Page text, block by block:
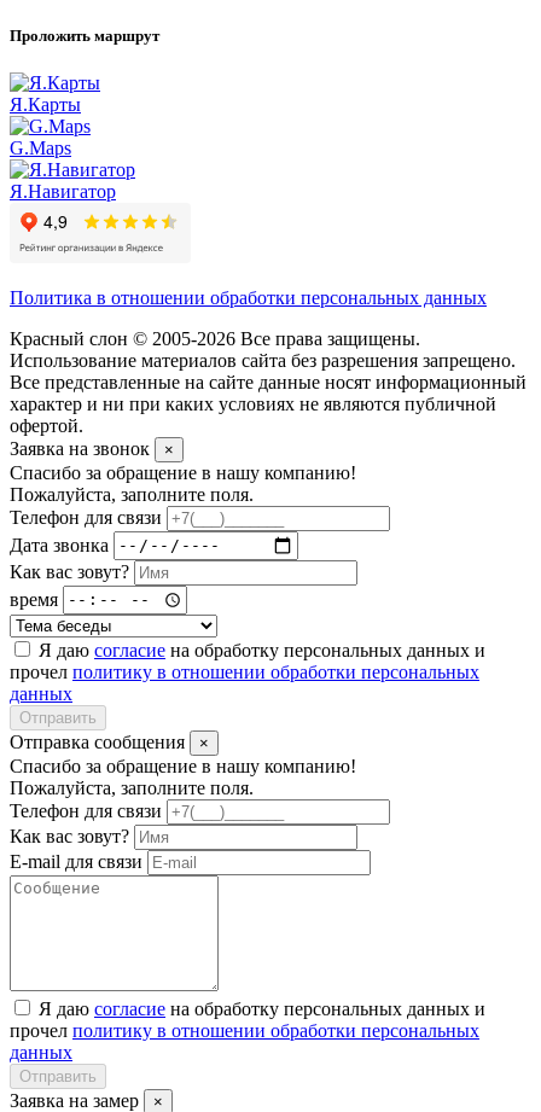
Проложить маршрут
Я.Карты
G.Maps
Я.Навигатор
Политика в отношении обработки персональных данных
Красный слон © 2005-2026 Все права защищены.
Использование материалов сайта без разрешения запрещено.
Все представленные на сайте данные носят информационный
характер и ни при каких условиях не являются публичной
офертой.
Заявка на звонок
×
Спасибо за обращение в нашу компанию!
Пожалуйста, заполните поля.
Телефон для связи
Дата звонка
Как вас зовут?
время
Я даю согласие на обработку персональных данных и
прочел политику в отношении обработки персональных
данных
Отправить
Отправка сообщения ×
Спасибо за обращение в нашу компанию!
Пожалуйста, заполните поля.
Телефон для связи
Как вас зовут?
E-mail для связи
Я даю согласие на обработку персональных данных и
прочел политику в отношении обработки персональных
данных
Отправить
Заявка на замер ×